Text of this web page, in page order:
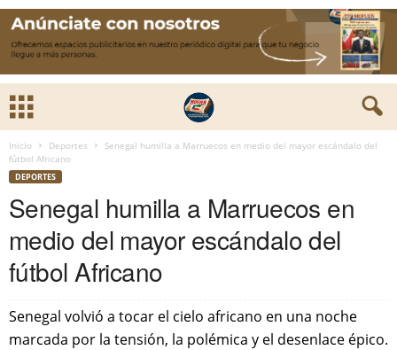
Inicio Deportes
Senegal humilla a Marruecos en medio del mayor escándalo del
fútbol Africano
DEPORTES
Senegal humilla a Marruecos en
medio del mayor escándalo del
fútbol Africano
Senegal volvió a tocar el cielo africano en una noche
marcada por la tensión, la polémica y el desenlace épico.